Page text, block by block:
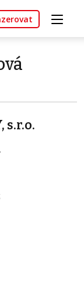
s.r.o.